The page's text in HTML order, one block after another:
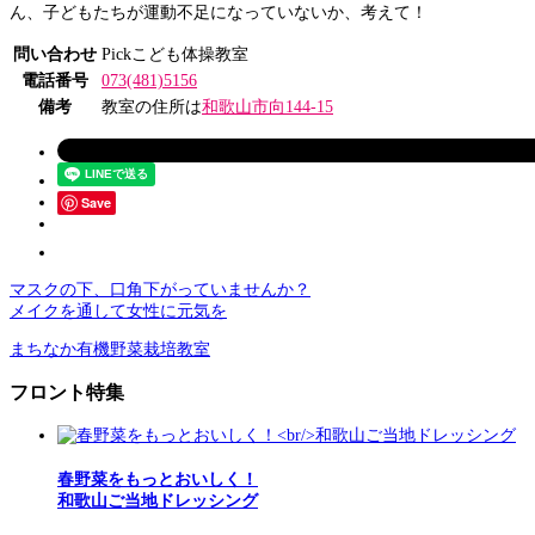
ん、子どもたちが運動不足になっていないか、考えて！
問い合わせ Pickこども体操教室
電話番号
073(481)5156
備考
教室の住所は和歌山市向144-15
Save
マスクの下、口角下がっていませんか？
メイクを通して女性に元気を
まちなか有機野菜栽培教室
フロント特集
春野菜をもっとおいしく！
和歌山ご当地ドレッシング